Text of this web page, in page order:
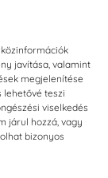
javítása, valamint
megjelenítése
lehetővé teszi
viselkedés
járul hozzá, vagy
bizonyos